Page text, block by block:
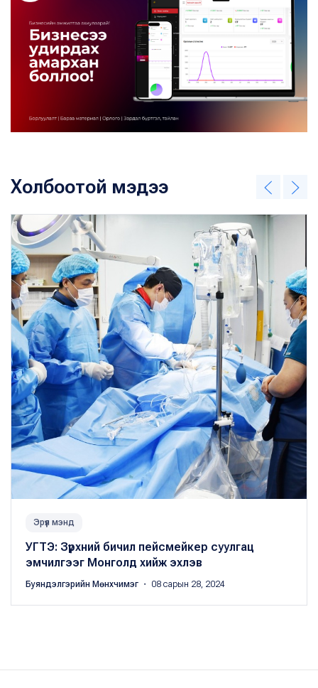
Холбоотой мэдээ
Эрүүл мэнд
УГТЭ: Зүрхний бичил пейсмейкер суулгац
эмчилгээг Монголд хийж эхлэв
Буяндэлгэрийн Мөнхчимэг ・ 08 сарын 28, 2024